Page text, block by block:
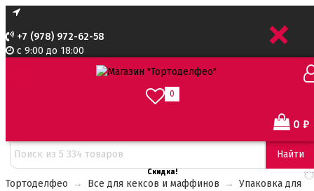
+7 (978) 972-62-58
с 9:00 до 18:00
0
0 ₽
Найти
Тортоделфео → Все для кексов и маффинов → Упаковка для
Сортировать:
Скидка!
Скидка!
+